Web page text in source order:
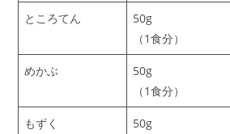
ところてん
50g
（1食分）
めかぶ
50g
（1食分）
もずく
50g